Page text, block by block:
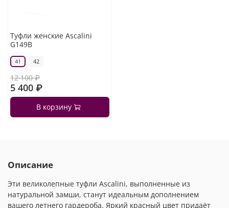
Туфли женские Ascalini
G149B
41 42
12 100 ₽
5 400 ₽
В корзину
Описание
Эти великолепные туфли Ascalini, выполненные из
натуральной замши, станут идеальным дополнением
вашего летнего гардероба. Яркий красный цвет придаёт